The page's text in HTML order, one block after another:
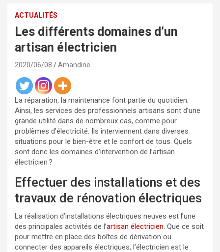
ACTUALITÉS
Les différents domaines d’un
artisan électricien
2020/06/08 Amandine
La réparation, la maintenance font partie du quotidien.
Ainsi, les services des professionnels artisans sont d’une
grande utilité dans de nombreux cas, comme pour
problèmes d’électricité. Ils interviennent dans diverses
situations pour le bien-être et le confort de tous. Quels
sont donc les domaines d’intervention de l’artisan
électricien ?
Effectuer des installations et des
travaux de rénovation électriques
La réalisation d’installations électriques neuves est l’une
des principales activités de l’artisan électricien. Que ce soit
pour mettre en place des boîtes de dérivation ou
connecter des appareils électriques, l’électricien est le